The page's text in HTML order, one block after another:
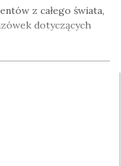
z całego świata,
dotyczących